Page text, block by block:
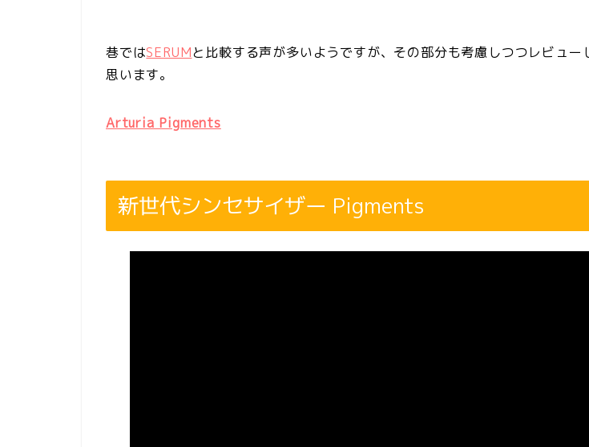
巷ではSERUMと比較する声が多いようですが、その部分も考慮しつつレビュー
思います。
Arturia Pigments
新世代シンセサイザー Pigments